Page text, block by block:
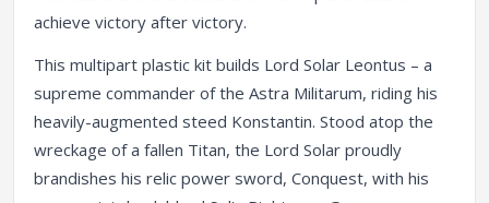
achieve victory after victory.
This multipart plastic kit builds Lord Solar Leontus – a
supreme commander of the Astra Militarum, riding his
heavily-augmented steed Konstantin. Stood atop the
wreckage of a fallen Titan, the Lord Solar proudly
brandishes his relic power sword, Conquest, with his